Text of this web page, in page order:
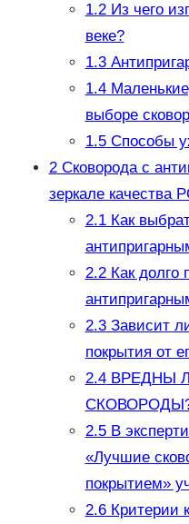
1.2Из чего
веке?
1.3
1.4
выборе
1.5Способы
2Сковорода с
зеркале
2.1Как
2.2Как долго
2.3Зависит ли
покрытия от
2.4ВРЕДНЫ
2.5В
«Лучшие
покрытием»
2.6Критерии